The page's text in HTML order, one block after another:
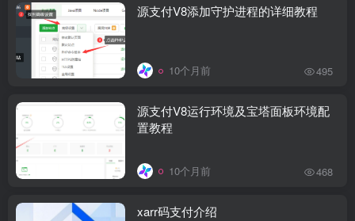
源支付V8添加守护进程的详细教程
10个月前 495
源支付V8运行环境及宝塔面板环境配
置教程
10个月前 468
xarr码支付介绍